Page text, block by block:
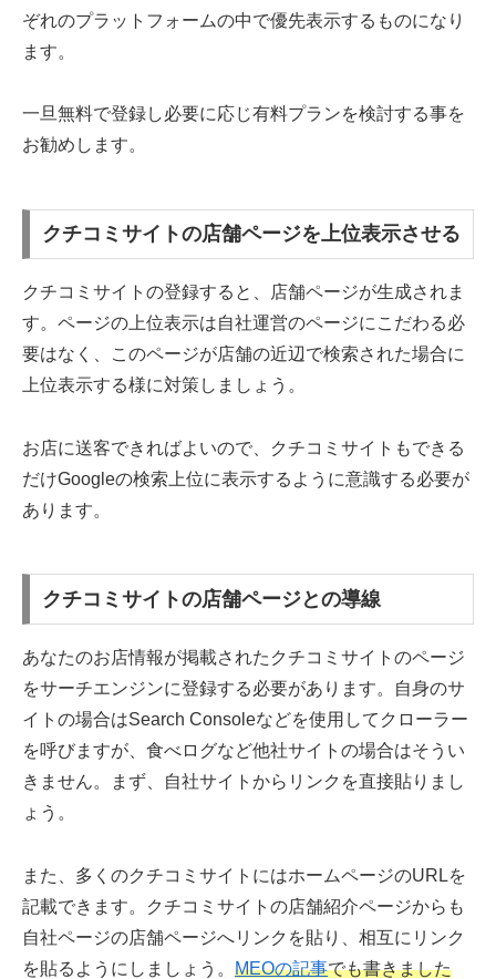
ぞれのプラットフォームの中で優先表示するものになり
ます。
一旦無料で登録し必要に応じ有料プランを検討する事を
お勧めします。
クチコミサイトの店舗ページを上位表示させる
クチコミサイトの登録すると、店舗ページが生成されま
す。ページの上位表示は自社運営のページにこだわる必
要はなく、このページが店舗の近辺で検索された場合に
上位表示する様に対策しましょう。
お店に送客できればよいので、クチコミサイトもできる
だけGoogleの検索上位に表示するように意識する必要が
あります。
クチコミサイトの店舗ページとの導線
あなたのお店情報が掲載されたクチコミサイトのページ
をサーチエンジンに登録する必要があります。自身のサ
イトの場合はSearch Consoleなどを使用してクローラー
を呼びますが、食べログなど他社サイトの場合はそうい
きません。まず、自社サイトからリンクを直接貼りまし
ょう。
また、多くのクチコミサイトにはホームページのURLを
記載できます。クチコミサイトの店舗紹介ページからも
自社ページの店舗ページへリンクを貼り、相互にリンク
を貼るようにしましょう。 MEOの記事でも書きました